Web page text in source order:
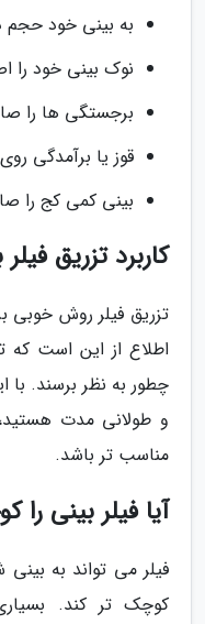
به بینی خود حجم
نوک بینی خود را
برجستگی ها را
قوز یا برآمدگی
بینی کمی کج را
کاربرد تزریق
تزریق فیلر روش خوبی
اطلاع از این است
چطور به نظر برسند. با
و طولانی مدت
مناسب تر باشد.
آیا فیلر بینی
فیلر می تواند به
کوچک تر کند.